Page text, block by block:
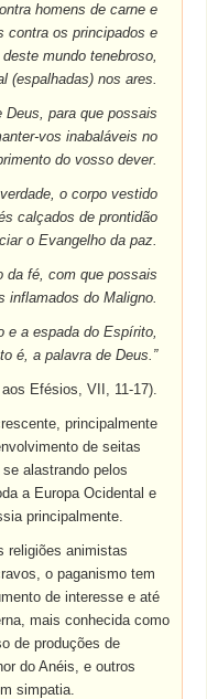
homens de carne e
contra os principados e
mundo tenebroso,
(espalhadas) nos ares.
Deus, para que possais
vos inabaláveis no
do vosso dever.
o corpo vestido
calçados de prontidão
o Evangelho da paz.
da fé, com que possais
inflamados do Maligno.
e a espada do Espírito,
é, a palavra de Deus.”
Efésios, VII, 11-17).
principalmente
de seitas
alastrando pelos
a Europa Ocidental e
principalmente.
religiões animistas
o paganismo tem
de interesse e até
mais conhecida como
de produções de
do Anéis, e outros
simpatia.